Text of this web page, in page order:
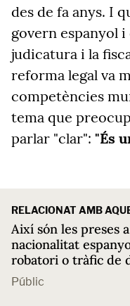
des de fa anys. I
govern espanyol i
judicatura i la
reforma legal va
competències
tema que
parlar "clar": "És
RELACIONAT AMB
Així són les preses
nacionalitat
robatori o tràfic de
Públic